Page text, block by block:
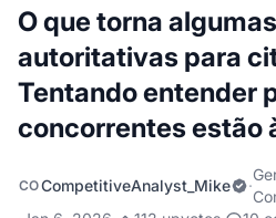
O que torna
autoritativas para
Tentando entender
concorrentes estão
COCompetitiveAnalyst_Mike ·